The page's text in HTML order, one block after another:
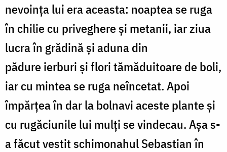
nevoinţa lui era aceasta: noaptea se ruga
în chilie cu priveghere şi metanii, iar ziua
lucra în grădină şi aduna din
pădure ierburi şi flori tămăduitoare de boli,
iar cu mintea se ruga neîncetat. Apoi
împărţea în dar la bolnavi aceste plante şi
cu rugăciunile lui mulţi se vindecau. Aşa s-
a făcut vestit schimonahul Sebastian în